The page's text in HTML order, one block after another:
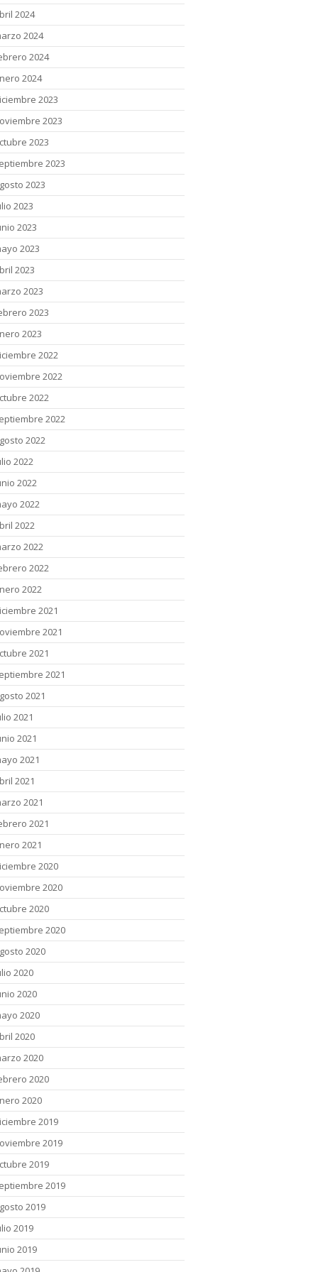
2024
2024
2024
2024
2023
2023
2023
2023
2023
2023
2023
2023
2023
2023
2023
2023
2022
2022
2022
2022
2022
2022
2022
2022
2022
2022
2022
2022
2021
2021
2021
2021
2021
2021
2021
2021
2021
2021
2021
2021
2020
2020
2020
2020
2020
2020
2020
2020
2020
2020
2020
2020
2019
2019
2019
2019
2019
2019
2019